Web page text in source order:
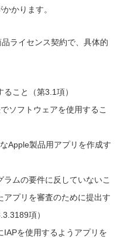
かります。
ライセンス契約で、具体的
こと（第3.1項）
ソフトウェアを使用するこ
Apple製品用アプリを作成す
ムの要件に反していないこ
アプリを審査のために提出す
項）
IAPを使用するようアプリを